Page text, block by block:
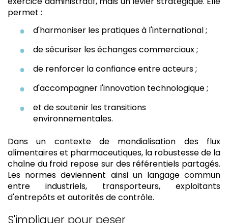
permet :
d'harmoniser les pratiques à l'international ;
de sécuriser les échanges commerciaux ;
de renforcer la confiance entre acteurs ;
d'accompagner l'innovation technologique ;
et de soutenir les transitions
environnementales.
Dans un contexte de mondialisation des flux
alimentaires et pharmaceutiques, la robustesse de la
chaîne du froid repose sur des référentiels partagés.
Les normes deviennent ainsi un langage commun
entre industriels, transporteurs, exploitants
d'entrepôts et autorités de contrôle.
S'impliquer pour peser